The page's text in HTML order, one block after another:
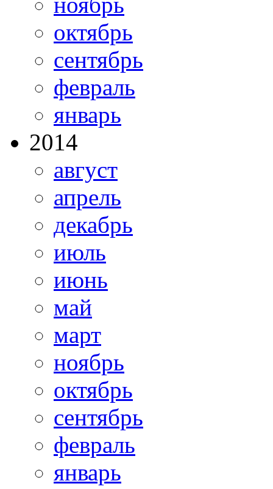
октябрь
сентябрь
февраль
январь
2014
август
апрель
декабрь
июль
июнь
май
март
ноябрь
октябрь
сентябрь
февраль
январь